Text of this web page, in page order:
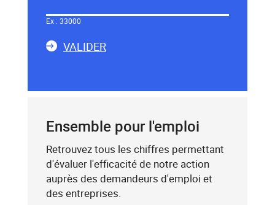
le
ci-
un
clé
(exemple
:
75019),
sélectionnez-
le
Ex : 33000
VALIDERLA
CODE
Ensemble pour l'emploi
Retrouvez tous les chiffres permettant
d'évaluer l'efficacité de notre action
auprès des demandeurs d'emploi et
des entreprises.